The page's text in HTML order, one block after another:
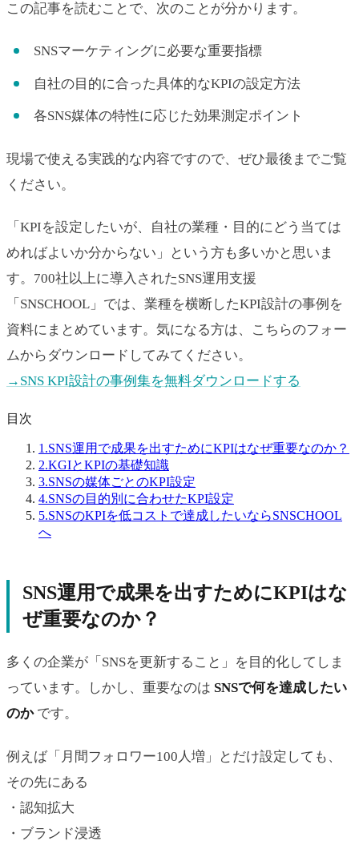
この記事を読むことで、次のことが分かります。
SNSマーケティングに必要な重要指標
自社の目的に合った具体的なKPIの設定方法
各SNS媒体の特性に応じた効果測定ポイント
現場で使える実践的な内容ですので、ぜひ最後までご覧
ください。
「KPIを設定したいが、自社の業種・目的にどう当ては
めればよいか分からない」という方も多いかと思いま
す。700社以上に導入されたSNS運用支援
「SNSCHOOL」では、業種を横断したKPI設計の事例を
資料にまとめています。気になる方は、こちらのフォー
ムからダウンロードしてみてください。
→SNS KPI設計の事例集を無料ダウンロードする
目次
1.SNS運用で成果を出すためにKPIはなぜ重要なのか？
2.KGIとKPIの基礎知識
3.SNSの媒体ごとのKPI設定
4.SNSの目的別に合わせたKPI設定
5.SNSのKPIを低コストで達成したいならSNSCHOOL
へ
SNS運用で成果を出すためにKPIはな
ぜ重要なのか？
多くの企業が「SNSを更新すること」を目的化してしま
っています。しかし、重要なのは SNSで何を達成したい
のかです。
例えば「月間フォロワー100人増」とだけ設定しても、
その先にある
・認知拡大
・ブランド浸透